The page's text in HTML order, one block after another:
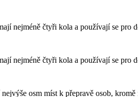
nejméně čtyři kola a používají se pro
nejméně čtyři kola a používají se pro
osm míst k přepravě osob,